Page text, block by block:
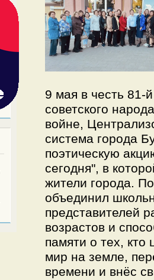
9 мая в честь
советского
войне,
система города
поэтическую
сегодня", в
жители города.
объединил
представителей
возрастов и
памяти о тех, кто
мир на земле,
времени и внёс